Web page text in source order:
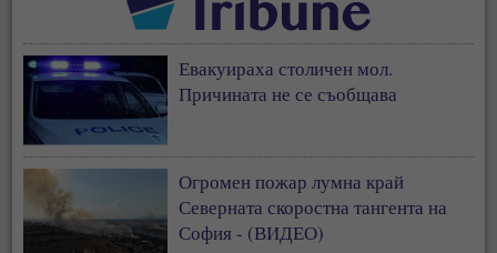
Евакуираха столичен мол.
Причината не се съобщава
Огромен пожар лумна край
Северната скоростна тангента на
София - (ВИДЕО)